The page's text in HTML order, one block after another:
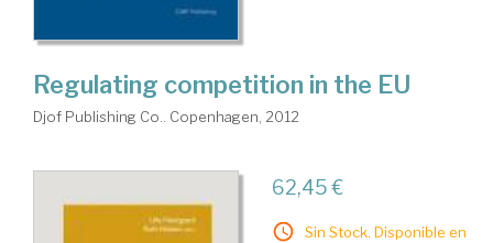
Regulating competition in the EU
Djof Publishing Co.. Copenhagen, 2012
62,45 €
Sin Stock. Disponible en